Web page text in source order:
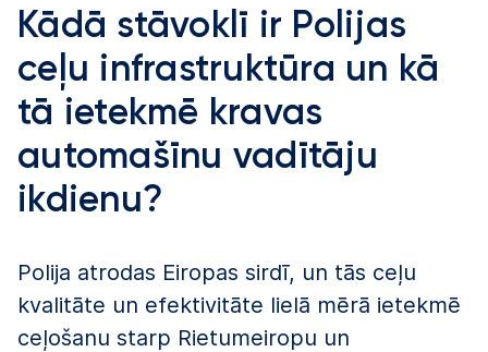
Kādā stāvoklī ir Polijas
ceļu infrastruktūra un kā
tā ietekmē kravas
automašīnu vadītāju
ikdienu?
Polija atrodas Eiropas sirdī, un tās ceļu
kvalitāte un efektivitāte lielā mērā ietekmē
ceļošanu starp Rietumeiropu un